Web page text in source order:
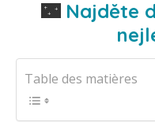
🌃 Najděte
Table des matières